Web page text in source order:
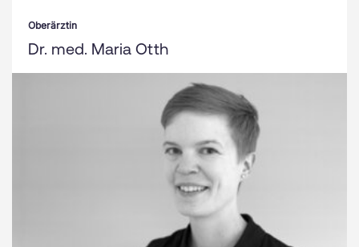
Oberärztin
Dr. med. Maria Otth